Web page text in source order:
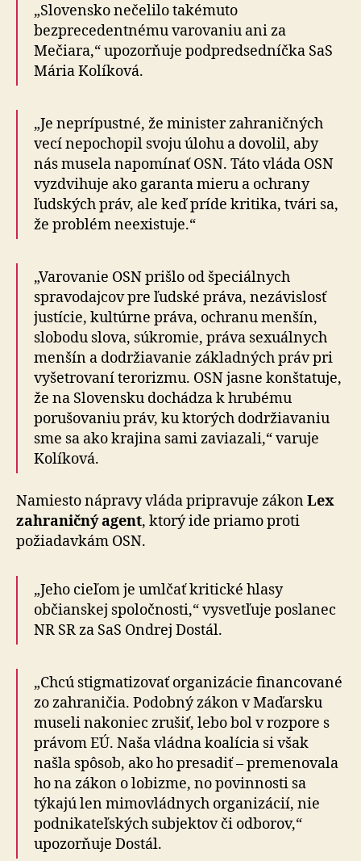
„Slovensko nečelilo takémuto
bezprecedentnému varovaniu ani za
Mečiara,“ upozorňuje pod­pred­sed­níč­ka SaS
Mária Kolíková.
„Je neprípustné, že minister zahraničných
vecí nepochopil svoju úlohu a dovolil, aby
nás musela napomínať OSN. Táto vláda OSN
vyzdvihuje ako garanta mieru a ochrany
ľudských práv, ale keď príde kritika, tvári sa,
že problém neexistuje.“
„Varovanie OSN prišlo od špeciálnych
spravodajcov pre ľudské práva, nezávislosť
justície, kultúrne práva, ochranu menšín,
slobodu slova, súkromie, práva sexuálnych
menšín a dodržiavanie základných práv pri
vyšetrovaní terorizmu. OSN jasne konštatuje,
že na Slo­ven­sku dochádza k hrubému
porušovaniu práv, ku kto­rých dodržiavaniu
sme sa ako krajina sami zaviazali,“ varuje
Kolíková.
Namiesto nápravy vláda pripravuje zákonLex
za­hra­nič­ný agent, ktorý ide priamo proti
požiadavkám OSN.
„Jeho cieľom je umlčať kritické hlasy
občianskej spo­loč­nos­ti,“ vysvetľuje poslanec
NR SR za SaS Ondrej Dostál.
„Chcú stigmatizovať organizácie financované
zo za­hra­ni­čia. Podobný zákon v Maďarsku
museli nakoniec zrušiť, lebo bol v rozpore s
právom EÚ. Naša vládna koalícia si však
našla spôsob, ako ho presadiť – pre­me­no­va­la
ho na zákon o lobizme, no povinnosti sa
týkajú len mimovládnych organizácií, nie
podnikateľských subjektov či odborov,“
upozorňuje Dostál.